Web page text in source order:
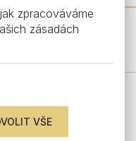
zpracováváme
zásadách
KOLEKCE